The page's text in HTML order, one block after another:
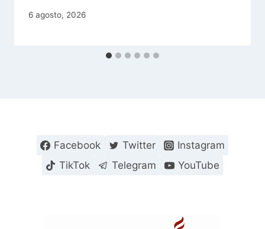
6 agosto, 2026
Facebook Twitter
Instagram
TikTok
Telegram YouTube